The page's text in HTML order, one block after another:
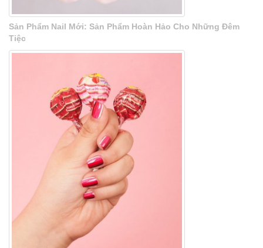
Sản Phẩm Nail Mới: Sản Phẩm Hoàn Hảo Cho Những Đêm
Tiệc